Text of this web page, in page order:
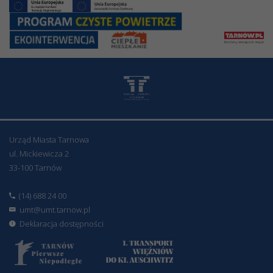
Urząd Miasta Tarnowa
ul. Mickiewicza 2
33-100 Tarnów
(14) 688 24 00
umt@umt.tarnow.pl
Deklaracja dostępności